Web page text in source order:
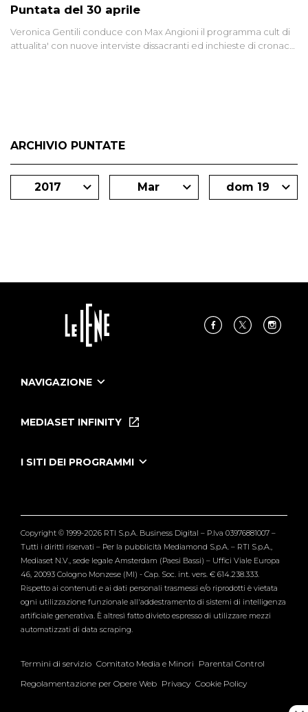
Puntata del 30 aprile
Veronica Gentili conduce con Max Angioni il programma cult di
attualita' con nuove interviste dissacranti ed inchieste di cronaca
ARCHIVIO PUNTATE
2017 Mar dom 19
NAVIGAZIONE
Le Iene Presentano Inside
Tutti i servizi
MEDIASET INFINITY
I SITI DEI PROGRAMMI
Verissimo
Copyright © 1999-2026 RTI S.p.A. Business Digital – P.Iva 03976881007 –
Tutti i diritti riservati – Per la pubblicità Mediamond S.p.A. – RTI S.p.A.,
Mediaset N.V., sede legale Amsterdam (Paesi Bassi) – Uffici Viale Europa
46, 20093 Cologno Monzese (MI) - Cap. Soc. int. vers. € 614.238.333.
Rispetto ai contenuti e ai dati personali trasmessi e/o riprodotti è vietata
ogni utilizzazione funzionale all'addestramento di sistemi di intelligenza
artificiale generativa. È altresì fatto divieto espresso di utilizzare mezzi
automatizzati di data scraping.
Termini di servizio Comitato Media e Minori Parental Control
Regolamentazione per Opere Web Privacy Cookie Policy